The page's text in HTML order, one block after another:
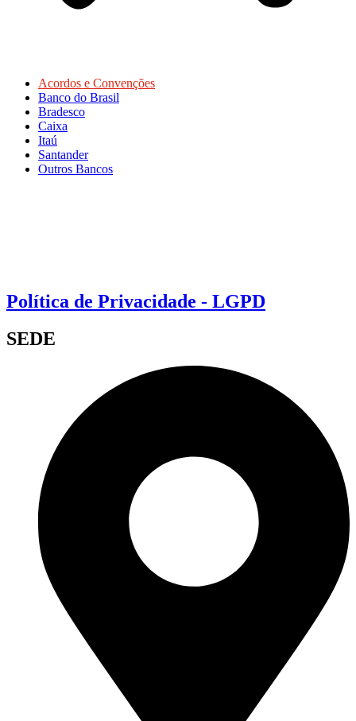
Acordos e Convenções
Banco do Brasil
Bradesco
Caixa
Itaú
Santander
Outros Bancos
Política de Privacidade - LGPD
SEDE